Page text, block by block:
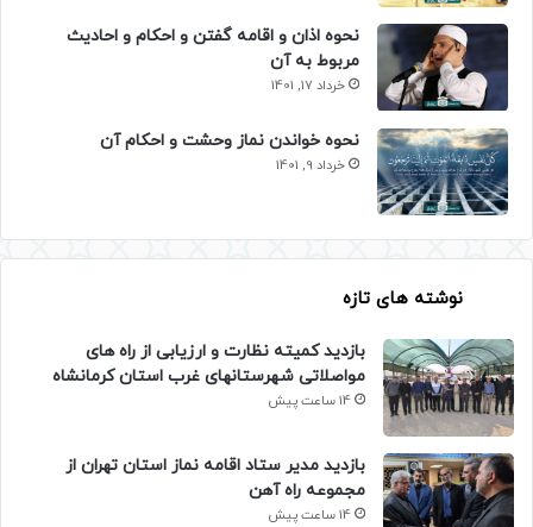
نحوه اذان و اقامه گفتن و احکام و احادیث
مربوط به آن
خرداد 17, 1401
نحوه خواندن نماز وحشت و احکام آن
خرداد 9, 1401
نوشته های تازه
بازدید کمیته نظارت و ارزیابی از راه های
مواصلاتی شهرستانهای غرب استان کرمانشاه
14 ساعت پیش
بازدید مدیر ستاد اقامه نماز استان تهران از
مجموعه راه آهن
14 ساعت پیش